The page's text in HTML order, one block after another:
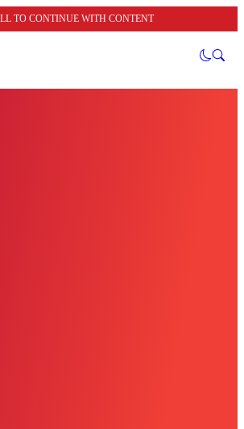
TO CONTINUE WITH CONTENT